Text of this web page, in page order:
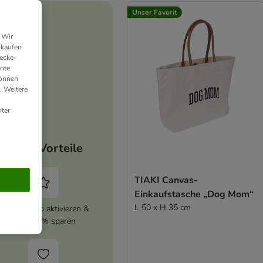
Deine Vorteile
Abo aktivieren &
immer 5% sparen
Unser Favorit
TIAKI Canvas-
Einkaufstasche „Dog Mom“
L 50 x H 35 cm
Wir
Weitere